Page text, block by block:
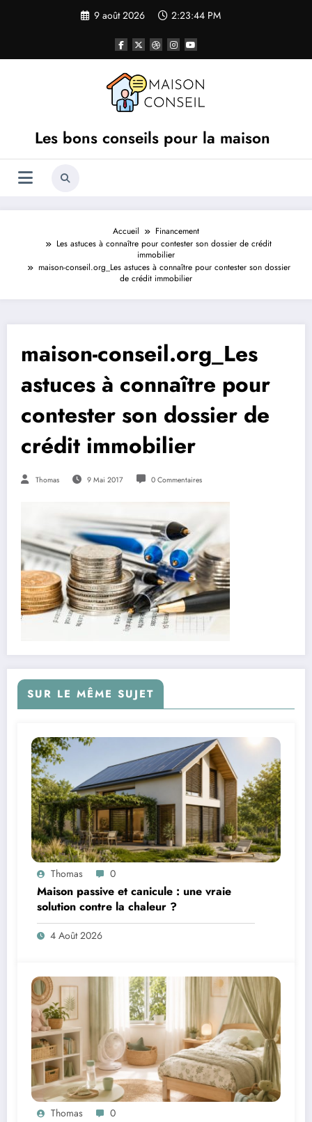
9 août 2026 2:23:44 PM
Les bons conseils pour la maison
Accueil
Financement
Les astuces à connaître pour contester son dossier de crédit
immobilier
maison-conseil.org_Les astuces à connaître pour contester son dossier
de crédit immobilier
maison-conseil.org_Les
astuces à connaître pour
contester son dossier de
crédit immobilier
Thomas 9 Mai 2017 0 Commentaires
SUR LE MÊME SUJET
Thomas 0
Maison passive et canicule : une vraie
solution contre la chaleur ?
4 Août 2026
Thomas 0